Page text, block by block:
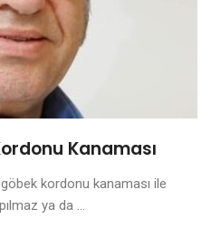
Kanaması
kordonu kanaması ile
ya da ...